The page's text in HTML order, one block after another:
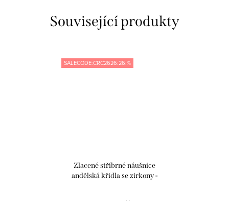
Související produkty
SALECODE:CRC2626:26:%
Zlacené stříbrné náušnice
andělská křídla se zirkony -